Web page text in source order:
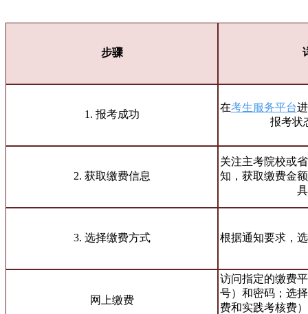
步骤
1. 报考成功
在考生服务平台
报考状
2. 获取缴费信息
关注主考院校或
知，获取缴费金
3. 选择缴费方式 根据通知要求，
网上缴费
访问指定的缴费
号）和密码；选
费和实践考核费